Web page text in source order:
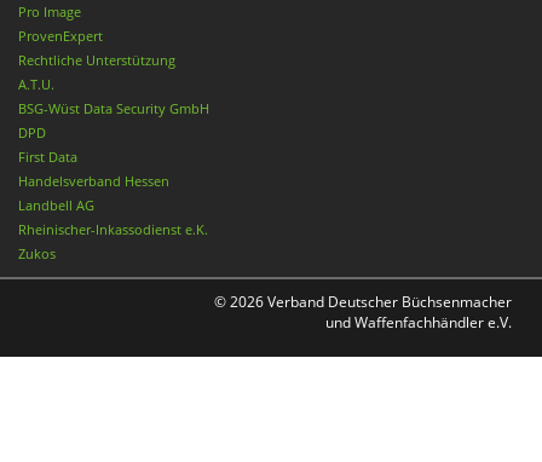
Pro Image
ProvenExpert
Rechtliche Unterstützung
A.T.U.
BSG-Wüst Data Security GmbH
DPD
First Data
Handelsverband Hessen
Landbell AG
Rheinischer-Inkassodienst e.K.
Zukos
© 2026 Verband Deutscher Büchsenmacher
und Waffenfachhändler e.V.